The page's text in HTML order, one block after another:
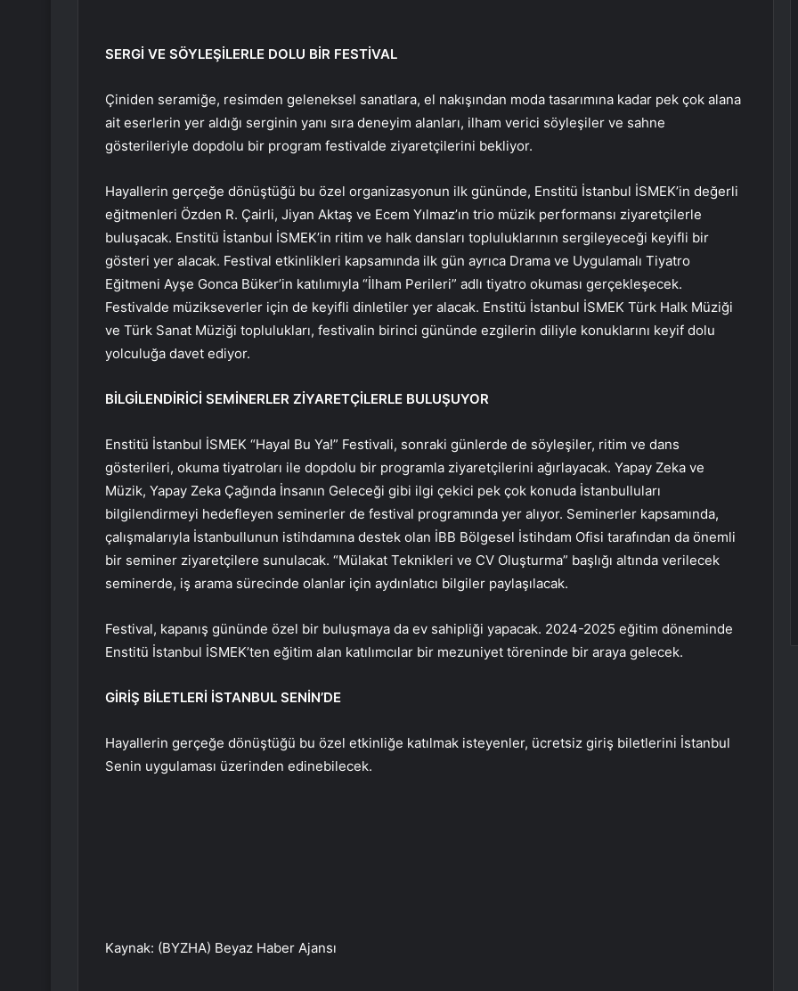
SERGİ VE SÖYLEŞİLERLE DOLU BİR FESTİVAL
Çiniden seramiğe, resimden geleneksel sanatlara, el nakışından moda tasarımına kadar pek çok alana
ait eserlerin yer aldığı serginin yanı sıra deneyim alanları, ilham verici söyleşiler ve sahne
gösterileriyle dopdolu bir program festivalde ziyaretçilerini bekliyor.
Hayallerin gerçeğe dönüştüğü bu özel organizasyonun ilk gününde, Enstitü İstanbul İSMEK’in değerli
eğitmenleri Özden R. Çairli, Jiyan Aktaş ve Ecem Yılmaz’ın trio müzik performansı ziyaretçilerle
buluşacak. Enstitü İstanbul İSMEK’in ritim ve halk dansları topluluklarının sergileyeceği keyifli bir
gösteri yer alacak. Festival etkinlikleri kapsamında ilk gün ayrıca Drama ve Uygulamalı Tiyatro
Eğitmeni Ayşe Gonca Büker’in katılımıyla “İlham Perileri” adlı tiyatro okuması gerçekleşecek.
Festivalde müzikseverler için de keyifli dinletiler yer alacak. Enstitü İstanbul İSMEK Türk Halk Müziği
ve Türk Sanat Müziği toplulukları, festivalin birinci gününde ezgilerin diliyle konuklarını keyif dolu
yolculuğa davet ediyor.
BİLGİLENDİRİCİ SEMİNERLER ZİYARETÇİLERLE BULUŞUYOR
Enstitü İstanbul İSMEK “Hayal Bu Ya!” Festivali, sonraki günlerde de söyleşiler, ritim ve dans
gösterileri, okuma tiyatroları ile dopdolu bir programla ziyaretçilerini ağırlayacak. Yapay Zeka ve
Müzik, Yapay Zeka Çağında İnsanın Geleceği gibi ilgi çekici pek çok konuda İstanbulluları
bilgilendirmeyi hedefleyen seminerler de festival programında yer alıyor. Seminerler kapsamında,
çalışmalarıyla İstanbullunun istihdamına destek olan İBB Bölgesel İstihdam Ofisi tarafından da önemli
bir seminer ziyaretçilere sunulacak. “Mülakat Teknikleri ve CV Oluşturma” başlığı altında verilecek
seminerde, iş arama sürecinde olanlar için aydınlatıcı bilgiler paylaşılacak.
Festival, kapanış gününde özel bir buluşmaya da ev sahipliği yapacak. 2024-2025 eğitim döneminde
Enstitü İstanbul İSMEK’ten eğitim alan katılımcılar bir mezuniyet töreninde bir araya gelecek.
GİRİŞ BİLETLERİ İSTANBUL SENİN’DE
Hayallerin gerçeğe dönüştüğü bu özel etkinliğe katılmak isteyenler, ücretsiz giriş biletlerini İstanbul
Senin uygulaması üzerinden edinebilecek.
Kaynak: (BYZHA) Beyaz Haber Ajansı